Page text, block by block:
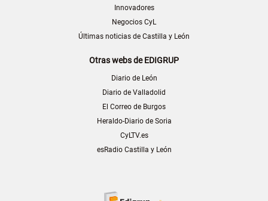
Innovadores
Negocios CyL
Últimas noticias de Castilla y León
Otras webs de EDIGRUP
Diario de León
Diario de Valladolid
El Correo de Burgos
Heraldo-Diario de Soria
CyLTV.es
esRadio Castilla y León